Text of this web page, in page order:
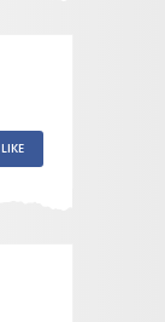
LIKE